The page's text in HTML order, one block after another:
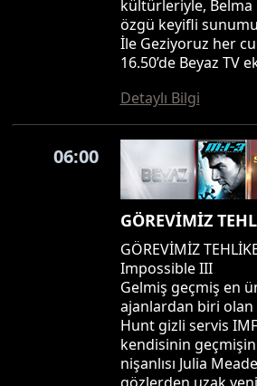
kültürleriyle,
özgü keyifli
İle Geziyoruz her
16.50’de Beyaz TV
Detaylı Bilgi
06:00
GÖREVİMİZ
GÖREVİMİZ
Impossible III
Gelmiş geçmiş en
ajanlardan biri olan
Hunt gizli servis
kendisinin
nişanlısı Julia